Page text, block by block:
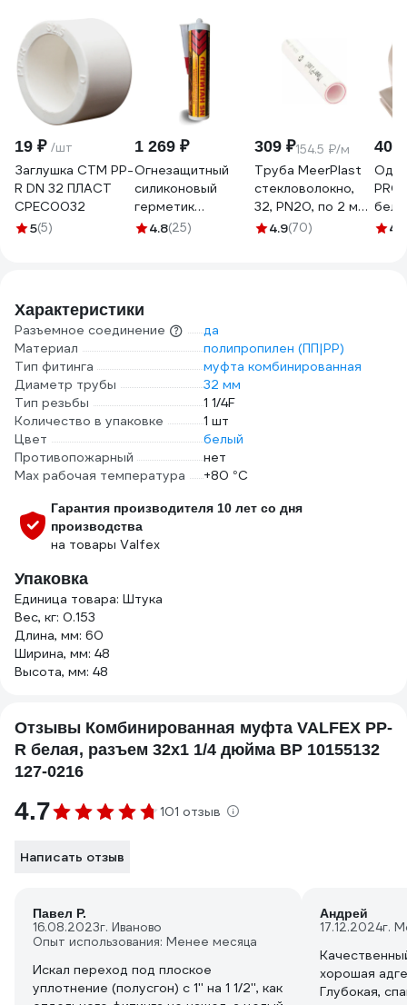
19 ₽ /шт
Заглушка СТМ PP-
R DN 32 ПЛАСТ
CPEC0032
5(5)
1 269 ₽
Огнезащитный
силиконовый
герметик
Огнетитан SN
БП-00000536
4.8(25)
309 ₽154.5 ₽/м
Труба MeerPlast
стекловолокно,
32, PN20, по 2 м
ТТ000017457
4.9(70)
409
PRO
4.9
Характеристики
Разъемное соединение
да
Материал
полипропилен (ПП|PP)
Тип фитинга
муфта комбинированная
Диаметр трубы
32 мм
Тип резьбы
1 1/4F
Количество в упаковке
1 шт
Цвет
белый
Противопожарный
нет
Max рабочая температура
+80 °С
Гарантия производителя 10 лет со дня
производства
на товары Valfex
Упаковка
Единица товара: Штука
Вес, кг: 0.153
Длина, мм: 60
Ширина, мм: 48
Высота, мм: 48
Отзывы Комбинированная муфта VALFEX PP-
R белая, разъем 32х1 1/4 дюйма ВР 10155132
127-0216
4.7 101 отзыв
Написать отзыв
Павел Р.
16.08.2023г. Иваново
Опыт использования: Менее месяца
Искал переход под плоское
уплотнение (полусгон) с 1'' на 1 1/2'', как
Андрей
17.12.2024г.
хорошая
Глубокая,